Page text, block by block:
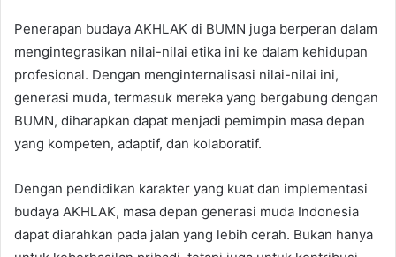
Penerapan budaya AKHLAK di BUMN juga berperan dalam
mengintegrasikan nilai-nilai etika ini ke dalam kehidupan
profesional. Dengan menginternalisasi nilai-nilai ini,
generasi muda, termasuk mereka yang bergabung dengan
BUMN, diharapkan dapat menjadi pemimpin masa depan
yang kompeten, adaptif, dan kolaboratif.
Dengan pendidikan karakter yang kuat dan implementasi
budaya AKHLAK, masa depan generasi muda Indonesia
dapat diarahkan pada jalan yang lebih cerah. Bukan hanya